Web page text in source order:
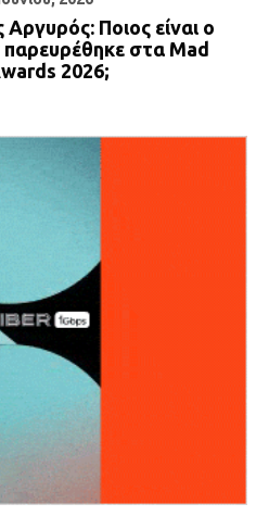
Ποιος είναι ο
στα Mad
2026;